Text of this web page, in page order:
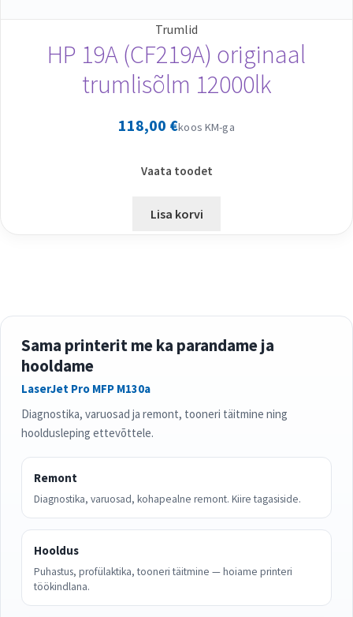
Trumlid
HP 19A (CF219A) originaal
trumlisõlm 12000lk
118,00 €koos KM-ga
Vaata toodet
Lisa korvi
Sama printerit me ka parandame ja
hooldame
LaserJet Pro MFP M130a
Diagnostika, varuosad ja remont, tooneri täitmine ning
hooldusleping ettevõttele.
Remont
Diagnostika, varuosad, kohapealne remont. Kiire tagasiside.
Hooldus
Puhastus, profülaktika, tooneri täitmine — hoiame printeri
töökindlana.